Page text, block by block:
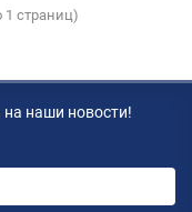
1 страниц)
на наши новости!